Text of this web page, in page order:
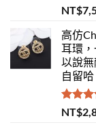
評分
滿分 5
NT$
高仿
耳環
以說
自留哈
評分
滿分 5
NT$